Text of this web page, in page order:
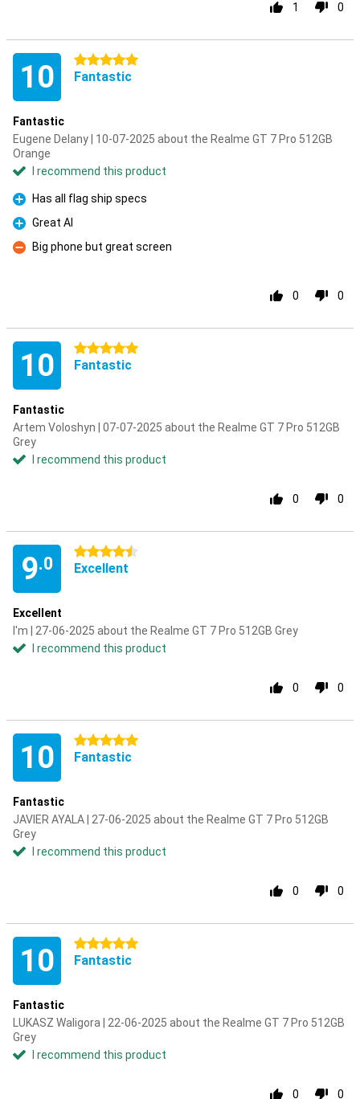
1 0
10 5 stars
Fantastic
Fantastic
Eugene Delany | 10-07-2025 about the Realme GT 7 Pro 512GB
Orange
I recommend this product
Pro
Has all flag ship specs
Pro
Great AI
Con
Big phone but great screen
0 0
10 5 stars
Fantastic
Fantastic
Artem Voloshyn | 07-07-2025 about the Realme GT 7 Pro 512GB
Grey
I recommend this product
0 0
9.0
4.5 stars
Excellent
Excellent
I'm | 27-06-2025 about the Realme GT 7 Pro 512GB Grey
I recommend this product
0 0
10 5 stars
Fantastic
Fantastic
JAVIER AYALA | 27-06-2025 about the Realme GT 7 Pro 512GB
Grey
I recommend this product
0 0
10 5 stars
Fantastic
Fantastic
LUKASZ Waligora | 22-06-2025 about the Realme GT 7 Pro 512GB
Grey
I recommend this product
0 0